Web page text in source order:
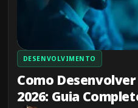
DESENVOLVIMENTO
Como
2026: Guia